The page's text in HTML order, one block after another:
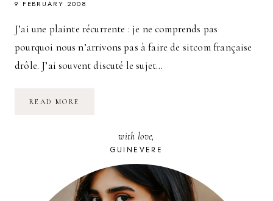
9 FEBRUARY 2008
J’ai une plainte récurrente : je ne comprends pas
pourquoi nous n’arrivons pas à faire de sitcom française
drôle. J’ai souvent discuté le sujet…
READ MORE
with love,
GUINEVERE